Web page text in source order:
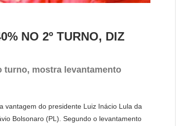
NO 2º TURNO, DIZ
turno, mostra levantamento
vantagem do presidente Luiz Inácio Lula da
Bolsonaro (PL). Segundo o levantamento